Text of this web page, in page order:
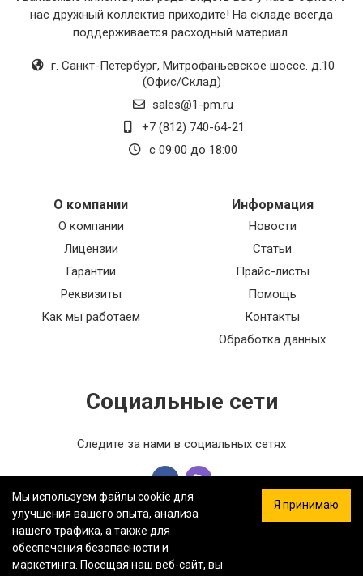
нас дружный коллектив приходите! На складе всегда
поддерживается расходный материал.
г. Санкт-Петербург, Митрофаньевское шоссе. д.10
(Офис/Склад)
sales@1-pm.ru
+7 (812) 740-64-21
с 09:00 до 18:00
О компании
О компании
Лицензии
Гарантии
Реквизиты
Как мы работаем
Информация
Новости
Статьи
Прайс-листы
Помощь
Контакты
Обработка данных
Социальные сети
Следите за нами в социальных сетях
ООО «ФЕРСТ МАСТЕР» — Информация на сайте не является
Мы используем файлы cookie для
улучшения вашего опыта, анализа
нашего трафика, а также для
обеспечения безопасности и
маркетинга. Посещая наш веб-сайт, вы
Я принимаю